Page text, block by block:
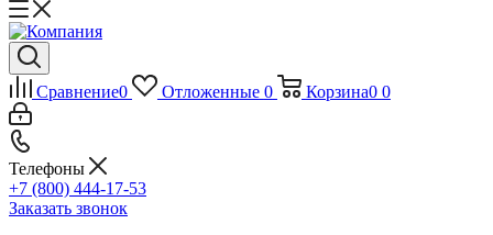
Сравнение0 Отложенные 0 Корзина0 0
Телефоны
+7 (800) 444-17-53
Заказать звонок